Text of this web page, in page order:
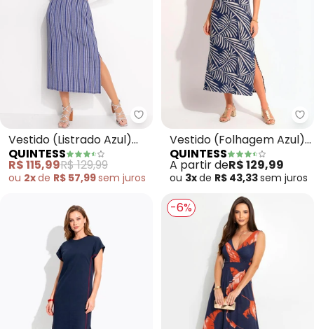
Quintess - Vestido (Listrado
Vestido (Listrado Azul)
em Malha de Viscose
QUINTESS
R$ 115,99R$ 129,99
ou 2xde R$ 57,99sem juros
Vestido (Folhagem Azul)
em Malha de Viscose
QUINTESS
A partir deR$ 129,99
ou 3xde R$ 43,33sem juros
-6%